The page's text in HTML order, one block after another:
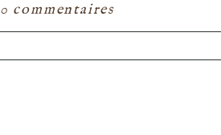
0 commentaires